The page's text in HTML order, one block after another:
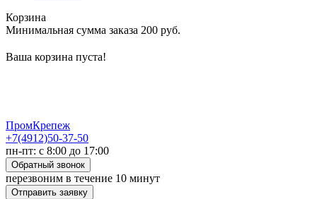
Корзина
Минимальная сумма заказа 200 руб.
Ваша корзина пуста!
ПромКрепеж
+7(4912)50-37-50
пн-пт: с 8:00 до 17:00
Обратный звонок
перезвоним в течение 10 минут
Отправить заявку